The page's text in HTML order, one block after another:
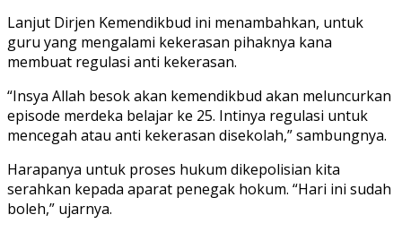
Lanjut Dirjen Kemendikbud ini menambahkan, untuk
guru yang mengalami kekerasan pihaknya kana
membuat regulasi anti kekerasan.
“Insya Allah besok akan kemendikbud akan meluncurkan
episode merdeka belajar ke 25. Intinya regulasi untuk
mencegah atau anti kekerasan disekolah,” sambungnya.
Harapanya untuk proses hukum dikepolisian kita
serahkan kepada aparat penegak hokum. “Hari ini sudah
boleh,” ujarnya.